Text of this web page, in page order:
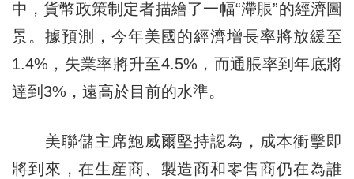
中，貨幣政策制定者描繪了一幅“滯脹”的經濟圖
景。據預測，今年美國的經濟增長率將放緩至
1.4%，失業率將升至4.5%，而通脹率到年底將
達到3%，遠高於目前的水準。
美聯儲主席鮑威爾堅持認為，成本衝擊即
將到來，在生産商、製造商和零售商仍在為誰